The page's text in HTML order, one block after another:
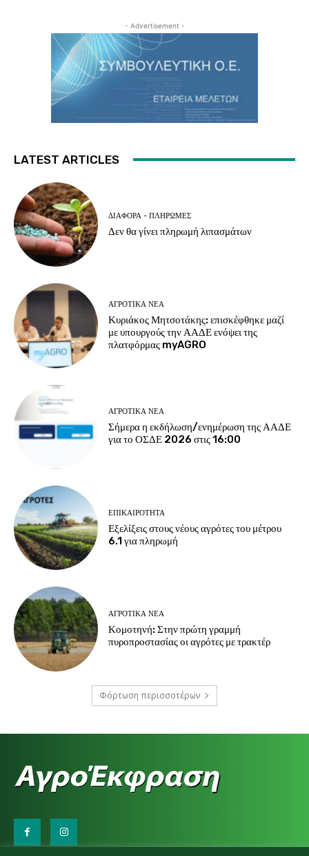
- Advertisement -
LATEST ARTICLES
ΔΙΆΦΟΡΑ - ΠΛΗΡΩΜΈΣ
Δεν θα γίνει πληρωμή λιπασμάτων
ΑΓΡΟΤΙΚΆ ΝΈΑ
Κυριάκος Μητσοτάκης: επισκέφθηκε μαζί
με υπουργούς την ΑΑΔΕ ενόψει της
πλατφόρμας myAGRO
ΑΓΡΟΤΙΚΆ ΝΈΑ
Σήμερα η εκδήλωση/ενημέρωση της ΑΑΔΕ
για το ΟΣΔΕ 2026 στις 16:00
ΕΠΙΚΑΙΡΌΤΗΤΑ
Εξελίξεις στους νέους αγρότες του μέτρου
6.1 για πληρωμή
ΑΓΡΟΤΙΚΆ ΝΈΑ
Κομοτηνή: Στην πρώτη γραμμή
πυροπροστασίας οι αγρότες με τρακτέρ
Φόρτωση περισσοτέρων